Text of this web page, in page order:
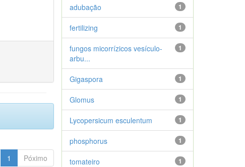
1 Póximo
1
adubação
1
fertilizing
1
fungos micorrízicos vesículo-
arbu...
1
Gigaspora
1
Glomus
1
Lycopersicum esculentum
1
phosphorus
1
tomateiro